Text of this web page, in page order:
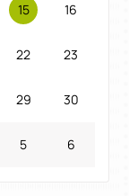
15 16
22 23
29 30
5 6